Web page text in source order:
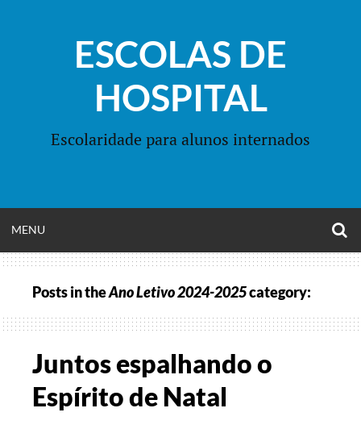
ESCOLAS DE
HOSPITAL
Escolaridade para alunos internados
MENU
MENU
Posts in theAno Letivo 2024-2025category:
Juntos espalhando o
Espírito de Natal